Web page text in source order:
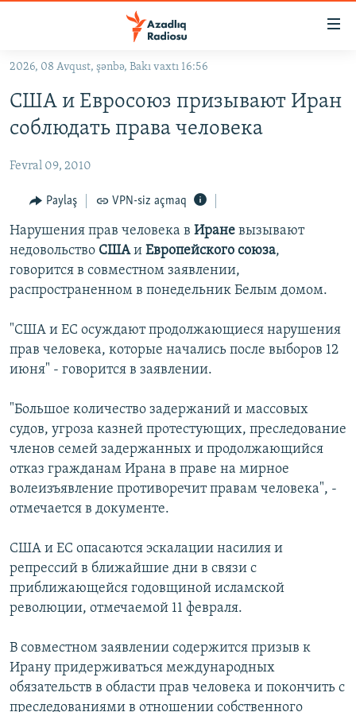
Əsas
qayıt
Əsas
naviqasiyaya
qayıt
#İZAHLA
KORRUPSIOMETR
#ƏSLINDƏ
FƏRQƏ BAX
QANUNI DOĞRU
ARAŞDIRMA
MULTIMEDIA
İNFOQRAFIKA
AZƏRBAYCAN ƏDƏBIYYATI KITABXANASI
İZ - MƏDƏNIYYƏT PROQRAMI
MISSIYAMIZ
MATERIALLARIMIZDAN ISTIFADƏ
AZADLIQRADIOSU MOBIL TELEFONUNUZDA
BIZIMLƏ ƏLAQƏ
XƏBƏR BÜLLETENLƏRIMIZ
RFE/RL-in bütün saytları
2026, 08 Avqust, şənbə, Bakı vaxtı 16:56
США и Евросоюз призывают Иран
соблюдать права человека
Fevral 09, 2010
Paylaş VPN-siz açmaq
Нарушения прав человека в Иране вызывают
недовольство СШАи Европейского союза,
говорится в совместном заявлении,
распространенном в понедельник Белым домом.
"США и ЕС осуждают продолжающиеся нарушения
прав человека, которые начались после выборов 12
июня" - говорится в заявлении.
"Большое количество задержаний и массовых
судов, угроза казней протестующих, преследование
членов семей задержанных и продолжающийся
отказ гражданам Ирана в праве на мирное
волеизъявление противоречит правам человека", -
отмечается в документе.
США и ЕС опасаются эскалации насилия и
репрессий в ближайшие дни в связи с
приближающейся годовщиной исламской
революции, отмечаемой 11 февраля.
В совместном заявлении содержится призыв к
Ирану придерживаться международных
обязательств в области прав человека и покончить с
преследованиями в отношении собственного